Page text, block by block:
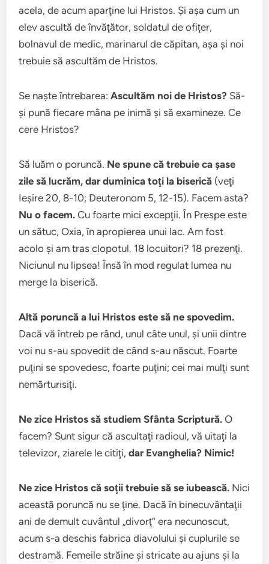
acela, de acum aparţine lui Hristos. Şi aşa cum un
elev ascultă de învăţător, soldatul de ofiţer,
bolnavul de medic, marinarul de căpitan, aşa şi noi
trebuie să ascultăm de Hristos.
Se naşte întrebarea:Ascultăm noi de Hristos? Să-
şi pună fiecare mâna pe inimă şi să examineze. Ce
cere Hristos?
Să luăm o poruncă. Ne spune că trebuie ca şase
zile să lucrăm, dar duminica toţi la biserică (veţi
Ieşire 20, 8-10; Deuteronom 5, 12-15). Facem asta?
Nu o facem.Cu foarte mici excepţii. În Prespe este
un sătuc, Oxia, în apropierea unui lac. Am fost
acolo şi am tras clopotul. 18 locuitori? 18 prezenţi.
Niciunul nu lipsea! Însă în mod regulat lumea nu
merge la biserică.
Altă poruncă a lui Hristos este să ne spovedim.
Dacă vă întreb pe rând, unul câte unul, şi unii dintre
voi nu s-au spovedit de când s-au născut. Foarte
puţini se spovedesc, foarte puţini; cei mai mulţi sunt
nemărturisiţi.
Ne zice Hristos să studiem Sfânta Scriptură. O
facem? Sunt sigur că ascultaţi radioul, vă uitaţi la
televizor, ziarele le citiţi,dar Evanghelia? Nimic!
Ne zice Hristos că soţii trebuie să se iubească. Nici
această poruncă nu se ţine. Dacă în binecuvântaţii
ani de demult cuvântul „divorţ” era necunoscut,
acum s-a deschis fabrica diavolului şi cuplurile se
destramă. Femeile străine şi stricate au ajuns şi la